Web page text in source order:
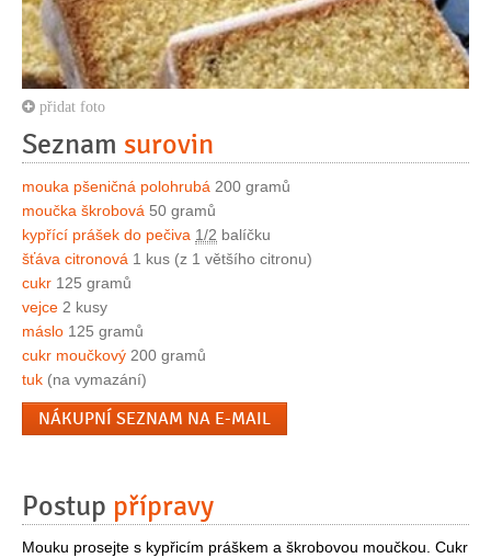
přidat foto
Seznam surovin
mouka pšeničná polohrubá 200 gramů
moučka škrobová 50 gramů
kypřící prášek do pečiva 1/2 balíčku
šťáva citronová 1 kus (z 1 většího citronu)
cukr 125 gramů
vejce 2 kusy
máslo 125 gramů
cukr moučkový 200 gramů
tuk (na vymazání)
NÁKUPNÍ SEZNAM NA E-MAIL
Postup přípravy
Mouku prosejte s kypřicím práškem a škrobovou moučkou. Cukr